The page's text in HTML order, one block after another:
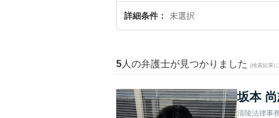
詳細条件 未選択
5 人の弁護士が見つかりました (検索結果
坂本
清陵法律事